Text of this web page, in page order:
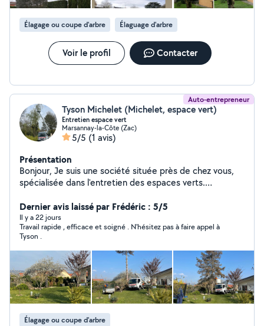
Élagage ou coupe d'arbre Élaguage d'arbre
Voir le profil Contacter
Auto-entrepreneur
Tyson Michelet (Michelet, espace vert)
Entretien espace vert
Marsannay-la-Côte (Zac)
5/5 (1 avis)
Présentation
Bonjour, Je suis une société située près de chez vous,
spécialisée dans l'entretien des espaces verts.
ainsi que pour l'entretien et la mise en forme de vos
extérieurs. Je dispose également d'un véhicule nacelle
pour les travaux en hauteur. N'hésitez pas à me
contacter pour plus d'informations ou pour un devis
gratuit. Merci et à bientôt.
Dernier avis laissé par Frédéric : 5/5
Il y a 22 jours
Travail rapide , efficace et soigné . N'hésitez pas à faire appel à
Tyson .
Élagage ou coupe d'arbre